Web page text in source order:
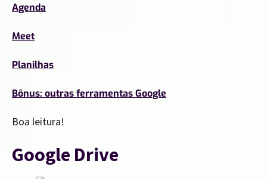
Agenda
Meet
Planilhas
Bônus: outras ferramentas Google
Boa leitura!
Google Drive